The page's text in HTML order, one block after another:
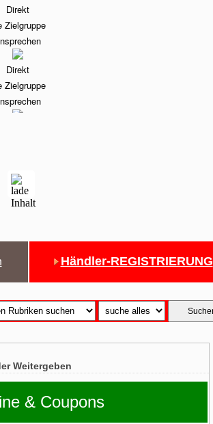
Händler-REGISTRIERUNG
Weitergeben
& Coupons